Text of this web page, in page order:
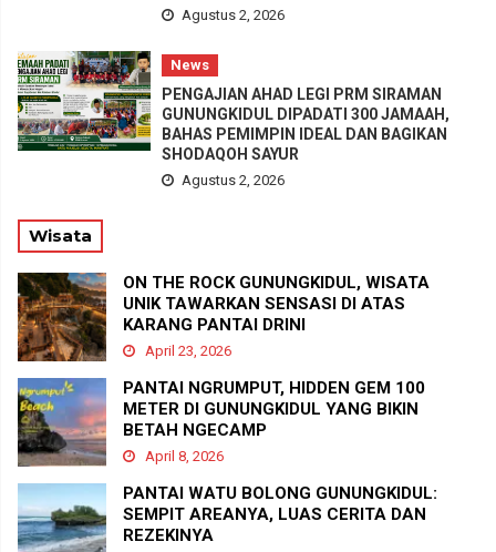
Agustus 2, 2026
News
PENGAJIAN AHAD LEGI PRM SIRAMAN
GUNUNGKIDUL DIPADATI 300 JAMAAH,
BAHAS PEMIMPIN IDEAL DAN BAGIKAN
SHODAQOH SAYUR
Agustus 2, 2026
Wisata
ON THE ROCK GUNUNGKIDUL, WISATA
UNIK TAWARKAN SENSASI DI ATAS
KARANG PANTAI DRINI
April 23, 2026
PANTAI NGRUMPUT, HIDDEN GEM 100
METER DI GUNUNGKIDUL YANG BIKIN
BETAH NGECAMP
April 8, 2026
PANTAI WATU BOLONG GUNUNGKIDUL:
SEMPIT AREANYA, LUAS CERITA DAN
REZEKINYA